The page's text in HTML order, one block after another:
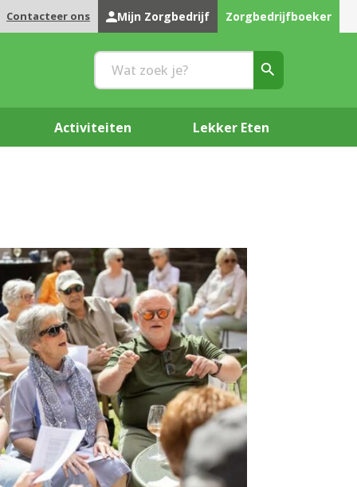
Contacteer ons Mijn Zorgbedrijf Zorgbedrijfboeker
Activiteiten Lekker Eten